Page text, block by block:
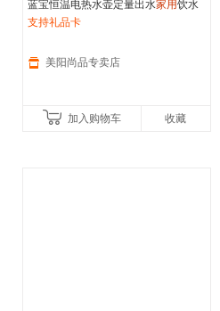
蓝宝恒温电热水壶定量出水家用饮水
宝宝专用冲奶调奶器婴儿泡奶机
支持礼品卡
美阳尚品专卖店
加入购物车 收藏